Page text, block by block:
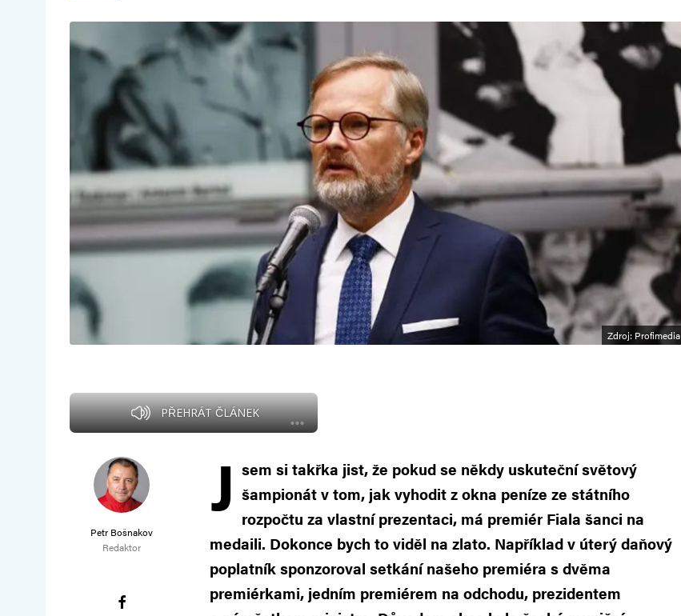
Zdroj: Profimedia
PŘEHRÁT ČLÁNEK
Petr Bošnakov
Redaktor
J sem si takřka jist, že pokud se někdy uskuteční světový
šampionát v tom, jak vyhodit z okna peníze ze státního
rozpočtu za vlastní prezentaci, má premiér Fiala šanci na
medaili. Dokonce bych to viděl na zlato. Například v úterý daňový
poplatník sponzoroval setkání našeho premiéra s dvěma
premiérkami, jedním premiérem na odchodu, prezidentem